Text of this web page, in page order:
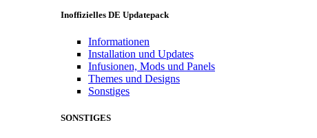
Inoffizielles DE Updatepack
Informationen
Installation und Updates
Infusionen, Mods und Panels
Themes und Designs
Sonstiges
SONSTIGES